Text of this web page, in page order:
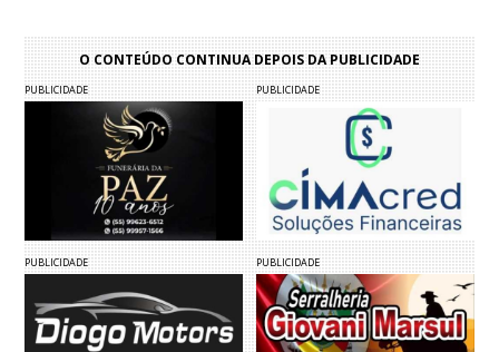
O CONTEÚDO CONTINUA DEPOIS DA PUBLICIDADE
PUBLICIDADE PUBLICIDADE
PUBLICIDADE PUBLICIDADE